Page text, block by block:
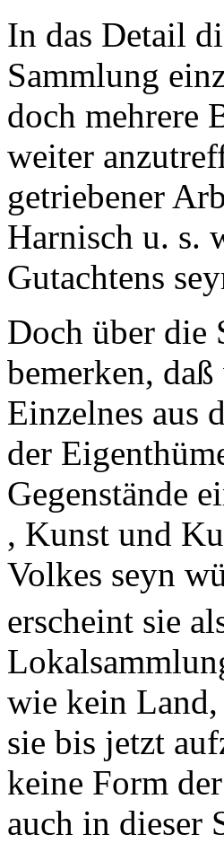
In das Detail
Sammlung
doch mehrere
weiter
getriebener
Harnisch u. s.
Gutachtens
Doch über die
bemerken,
Einzelnes aus
der
Gegenstände
, Kunst und
Volkes seyn
erscheint sie
wie kein
sie bis jetzt
keine Form
auch in dieser